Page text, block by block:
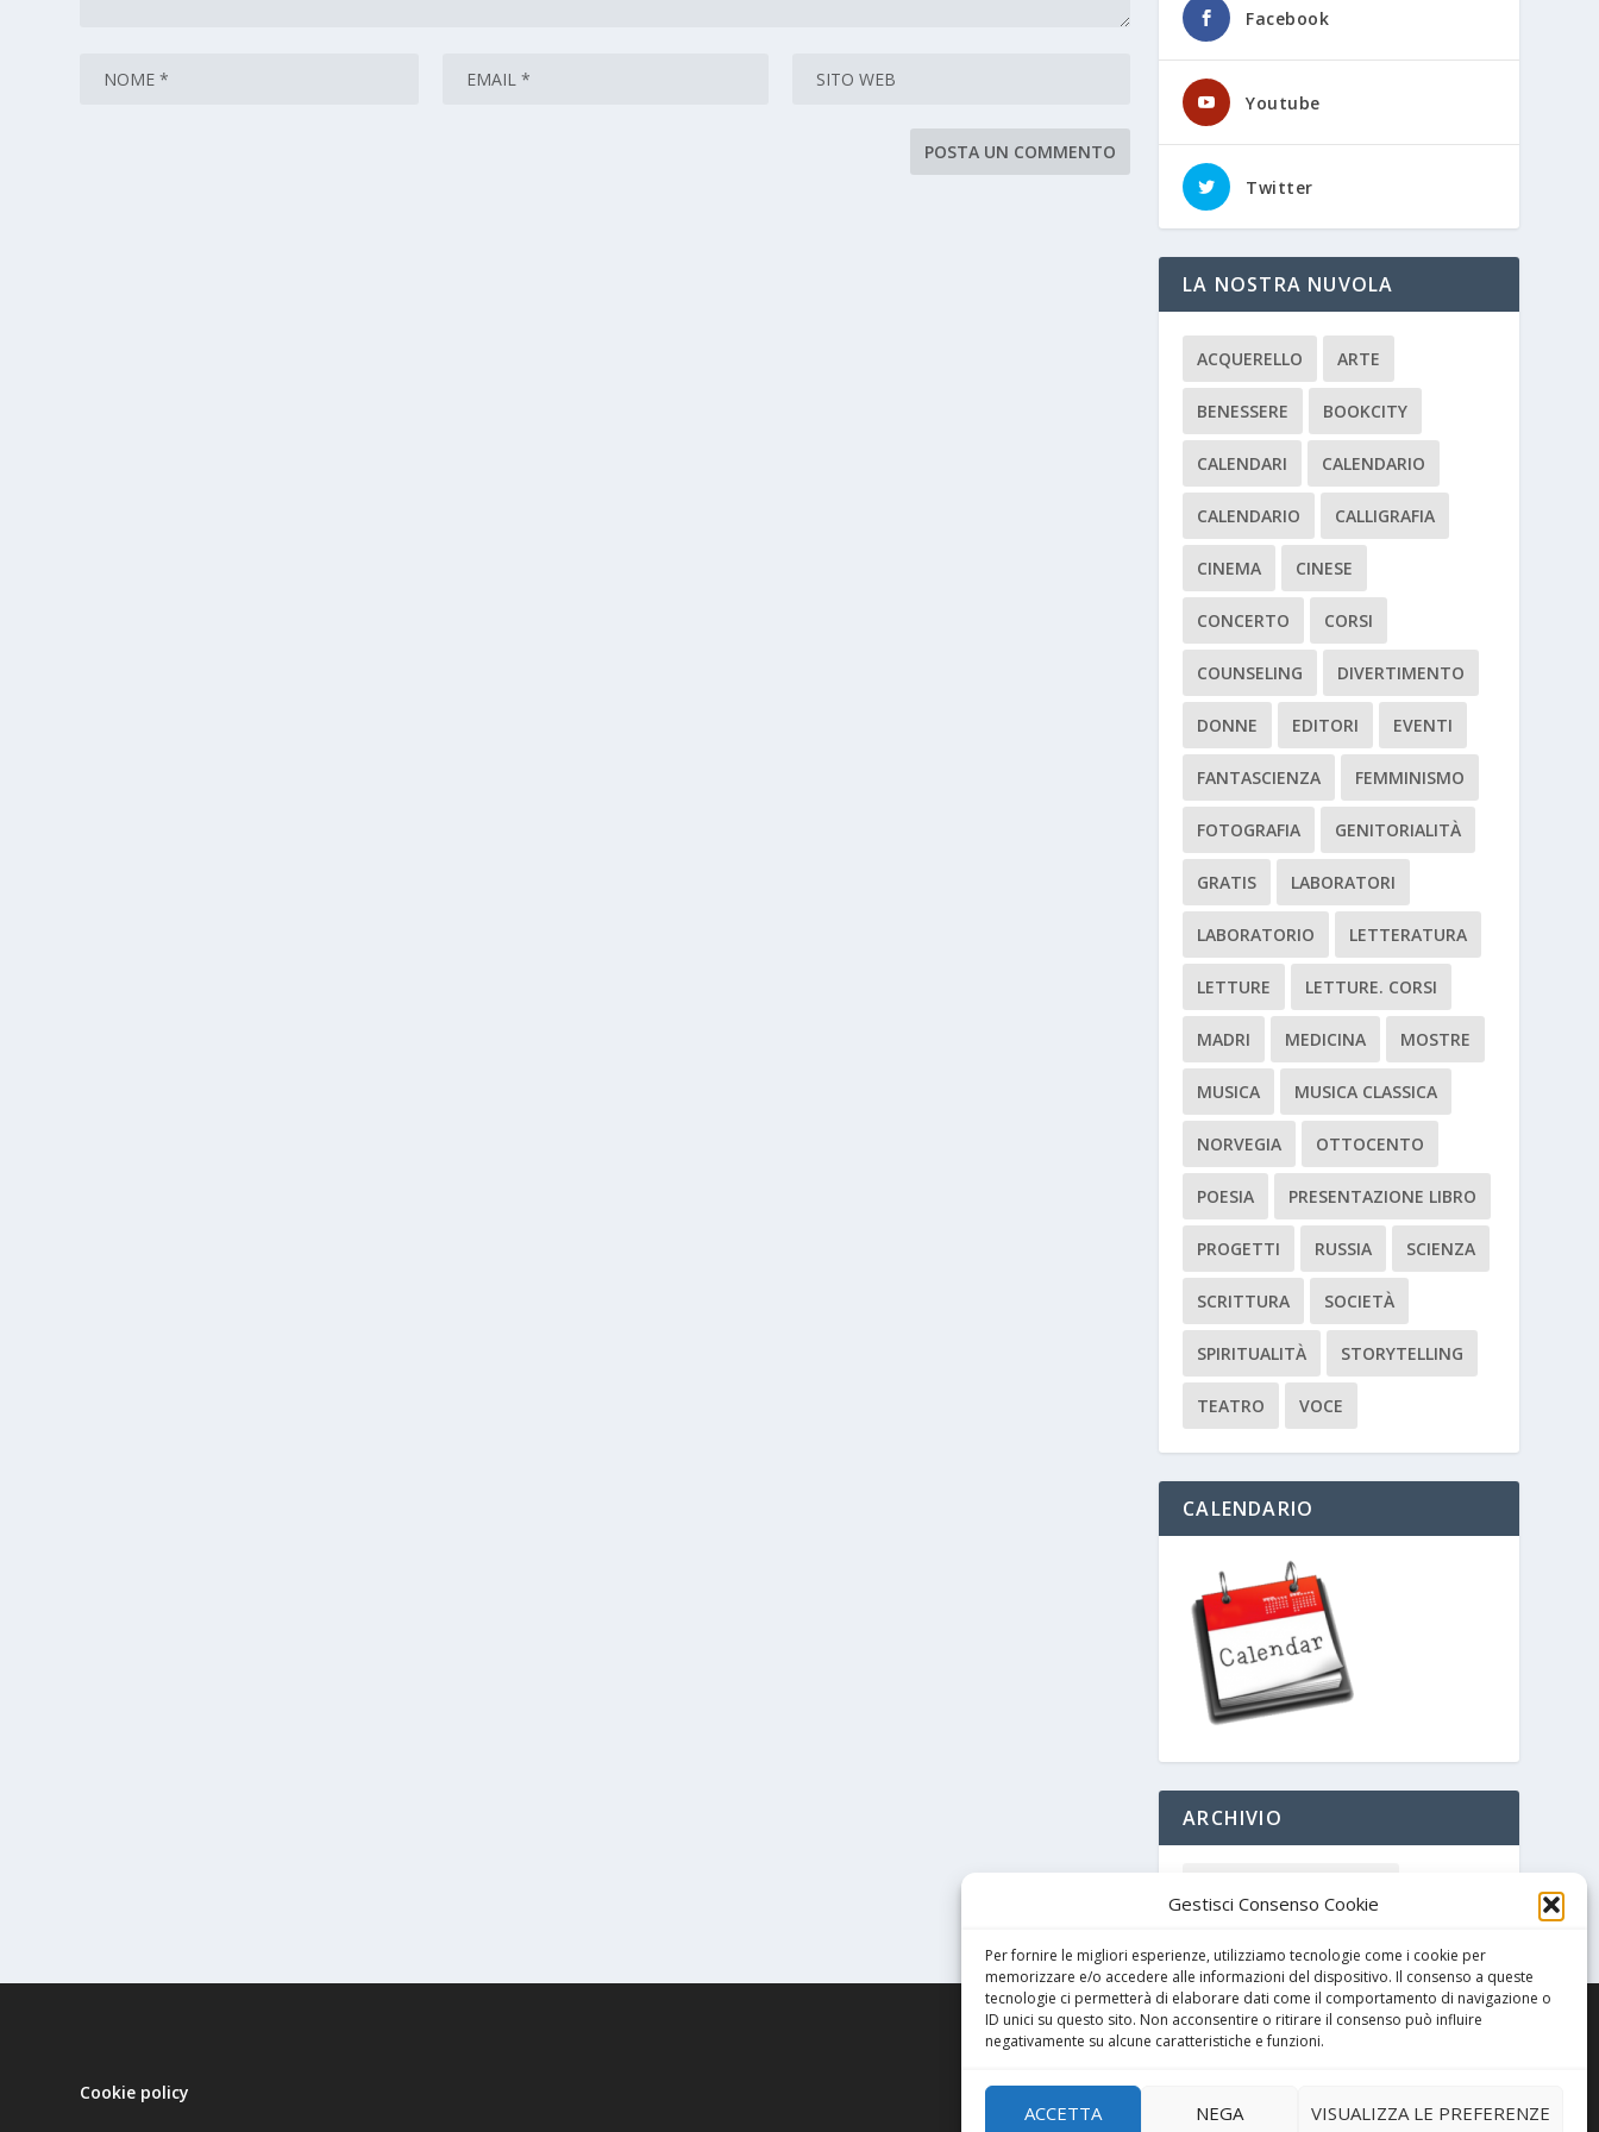
Gestisci Consenso Cookie
Per fornire le migliori esperienze, utilizziamo tecnologie come i cookie per
memorizzare e/o accedere alle informazioni del dispositivo. Il consenso a queste
tecnologie ci permetterà di elaborare dati come il comportamento di navigazione o
ID unici su questo sito. Non acconsentire o ritirare il consenso può influire
negativamente su alcune caratteristiche e funzioni.
ACCETTA NEGA VISUALIZZA LE PREFERENZE
Facebook
Youtube
Twitter
LA NOSTRA NUVOLA
ACQUERELLO ARTE
BENESSERE BOOKCITY
CALENDARI CALENDARIO
CALENDARIO CALLIGRAFIA
CINEMA CINESE
CONCERTO CORSI
COUNSELING DIVERTIMENTO
DONNE EDITORI EVENTI
FANTASCIENZA FEMMINISMO
FOTOGRAFIA GENITORIALITÀ
GRATIS LABORATORI
LABORATORIO LETTERATURA
LETTURE LETTURE. CORSI
MADRI MEDICINA MOSTRE
MUSICA MUSICA CLASSICA
NORVEGIA OTTOCENTO
POESIA PRESENTAZIONE LIBRO
PROGETTI RUSSIA SCIENZA
SCRITTURA SOCIETÀ
SPIRITUALITÀ STORYTELLING
TEATRO VOCE
CALENDARIO
ARCHIVIO
Cookie policy